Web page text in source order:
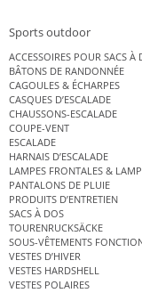
Sports outdoor
ACCESSOIRES POUR SACS À
BÂTONS DE RANDONNÉE
CAGOULES & ÉCHARPES
CASQUES D’ESCALADE
CHAUSSONS-ESCALADE
COUPE-VENT
ESCALADE
HARNAIS D’ESCALADE
LAMPES FRONTALES &
PANTALONS DE PLUIE
PRODUITS D’ENTRETIEN
SACS À DOS
TOURENRUCKSÄCKE
SOUS-VÊTEMENTS
VESTES D’HIVER
VESTES HARDSHELL
VESTES POLAIRES